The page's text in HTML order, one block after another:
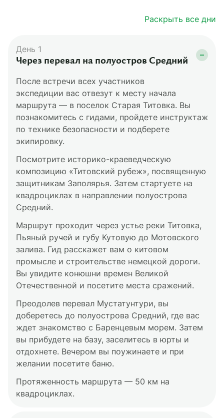
Раскрыть все дни
День 1
Через перевал на полуостров Средний
После встречи всех участников
экспедиции вас отвезут к месту начала
маршрута — в поселок Старая Титовка. Вы
познакомитесь с гидами, пройдете инструктаж
по технике безопасности и подберете
экипировку.
Посмотрите историко-краеведческую
композицию «Титовский рубеж», посвященную
защитникам Заполярья. Затем стартуете на
квадроциклах в направлении полуострова
Средний.
Маршрут проходит через устье реки Титовка,
Пьяный ручей и губу Кутовую до Мотовского
залива. Гид расскажет вам о китовом
промысле и строительстве немецкой дороги.
Вы увидите конюшни времен Великой
Отечественной и посетите места сражений.
Преодолев перевал Мустатунтури, вы
доберетесь до полуострова Средний, где вас
ждет знакомство с Баренцевым морем. Затем
вы прибудете на базу, заселитесь в юрты и
отдохнете. Вечером вы поужинаете и при
желании посетите баню.
Протяженность маршрута — 50 км на
квадроциклах.